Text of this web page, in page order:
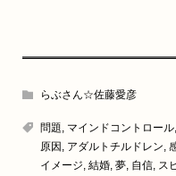
らぶさん☆佐藤愛彦
問題 マインドコントロール,
原因 アダルトチルドレン
イメージ 結婚, 夢, 自信, ス